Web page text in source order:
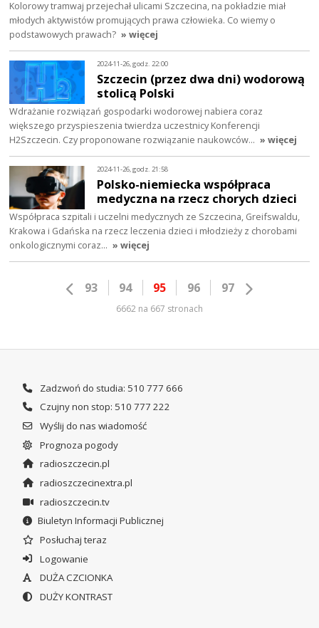
Kolorowy tramwaj przejechał ulicami Szczecina, na pokładzie miał
młodych aktywistów promujących prawa człowieka. Co wiemy o
podstawowych prawach? » więcej
2024-11-26, godz. 22:00
Szczecin (przez dwa dni) wodorową
stolicą Polski
Wdrażanie rozwiązań gospodarki wodorowej nabiera coraz
większego przyspieszenia twierdza uczestnicy Konferencji
H2Szczecin. Czy proponowane rozwiązanie naukowców… » więcej
2024-11-26, godz. 21:58
Polsko-niemiecka współpraca
medyczna na rzecz chorych dzieci
Współpraca szpitali i uczelni medycznych ze Szczecina, Greifswaldu,
Krakowa i Gdańska na rzecz leczenia dzieci i młodzieży z chorobami
onkologicznymi coraz… » więcej
93 94 95 96 97
6662 na 667 stronach
Zadzwoń do studia: 510 777 666
Czujny non stop: 510 777 222
Wyślij do nas wiadomość
Prognoza pogody
radioszczecin.pl
radioszczecinextra.pl
radioszczecin.tv
Biuletyn Informacji Publicznej
Posłuchaj teraz
Logowanie
DUŻA CZCIONKA
DUŻY KONTRAST